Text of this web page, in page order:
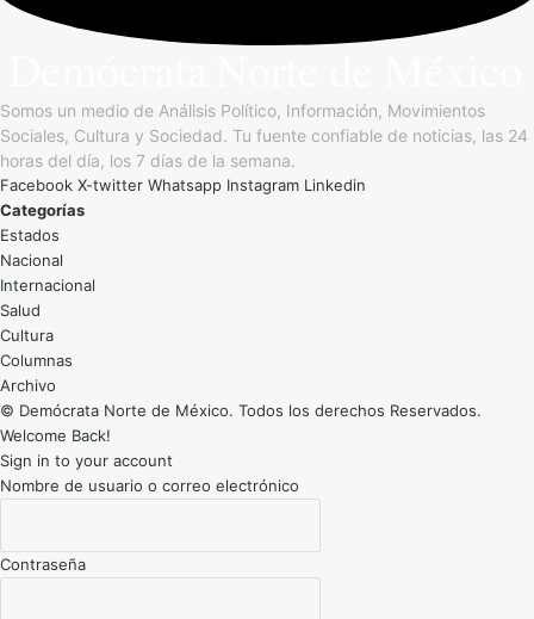
Somos un medio de Análisis Político, Información, Movimientos
Sociales, Cultura y Sociedad. Tu fuente confiable de noticias, las 24
horas del día, los 7 días de la semana.
Facebook X-twitter Whatsapp Instagram Linkedin
Categorías
Estados
Nacional
Internacional
Salud
Cultura
Archivo
© Demócrata Norte de México. Todos los derechos Reservados.
Welcome Back!
Sign in to your account
Nombre de usuario o correo electrónico
Contraseña